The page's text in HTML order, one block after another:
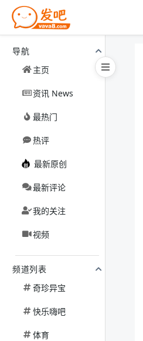
导航
主页
资讯 News
最热门
热评
最新原创
最新评论
我的关注
视频
频道列表
奇珍异宝
快乐嗨吧
体育